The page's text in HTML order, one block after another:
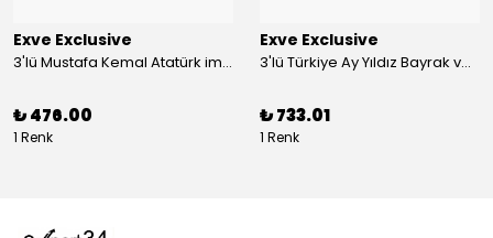
Exve Exclusive
3'lü Mustafa Kemal Atatürk imzalı ve Türkiye Ay Yıldız Bayraklı Kadın Fular Seti
₺ 476.00
1 Renk
Exve Exclusive
3'lü Türkiye Ay Yıldız Bayrak ve Mustafa Kemal Atatürk imzalı Kırmızı Siyah Yaka Mendili Seti
₺ 733.01
1 Renk